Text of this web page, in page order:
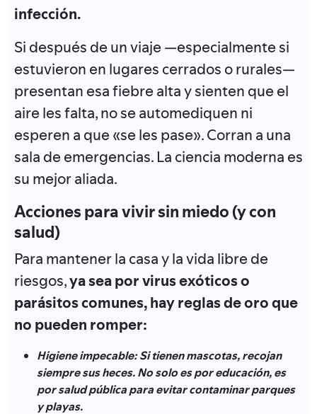
infección.
Si después de un viaje —especialmente si
estuvieron en lugares cerrados o rurales—
presentan esa fiebre alta y sienten que el
aire les falta, no se automediquen ni
esperen a que «se les pase». Corran a una
sala de emergencias. La ciencia moderna es
su mejor aliada.
Acciones para vivir sin miedo (y con
salud)
Para mantener la casa y la vida libre de
riesgos,ya sea por virus exóticos o
parásitos comunes, hay reglas de oro que
no pueden romper:
Higiene impecable:Si tienen mascotas, recojan
siempre sus heces.No solo es por educación, es
por salud pública para evitar contaminar parques
y playas.